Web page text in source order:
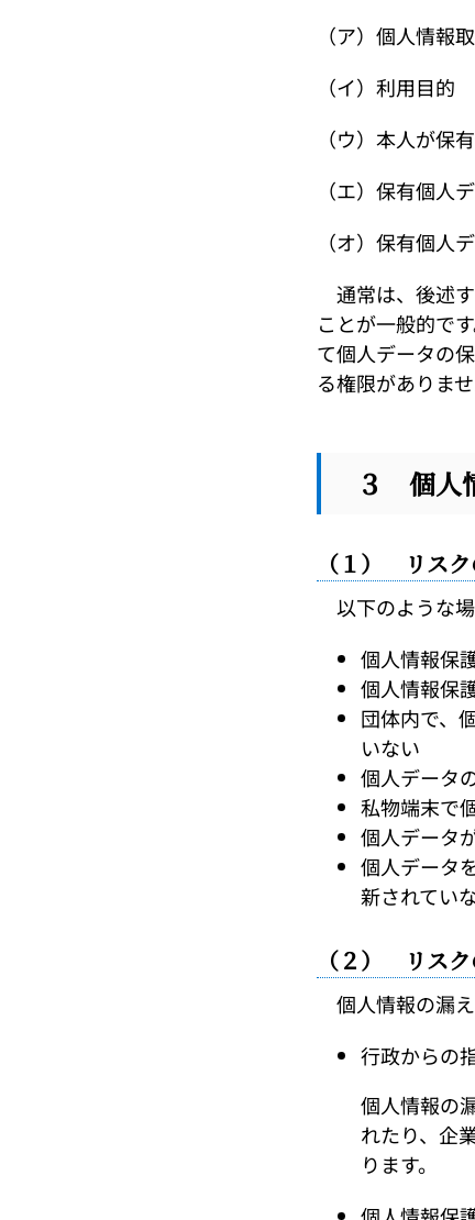
（ア）個人情報
（イ）利用目的
（ウ）本人が保
（エ）保有個人
（オ）保有個人
通常は、後述
ことが一般的で
て個人データの
る権限がありま
３ 個人
（１） リス
以下のような
個人情報保
個人情報保
団体内で、
いない
個人データ
私物端末で
個人データ
個人データ
新されてい
（２） リス
個人情報の漏
行政からの
個人情報の
れたり、企
ります。